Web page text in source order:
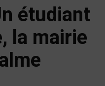
étudiant
la mairie